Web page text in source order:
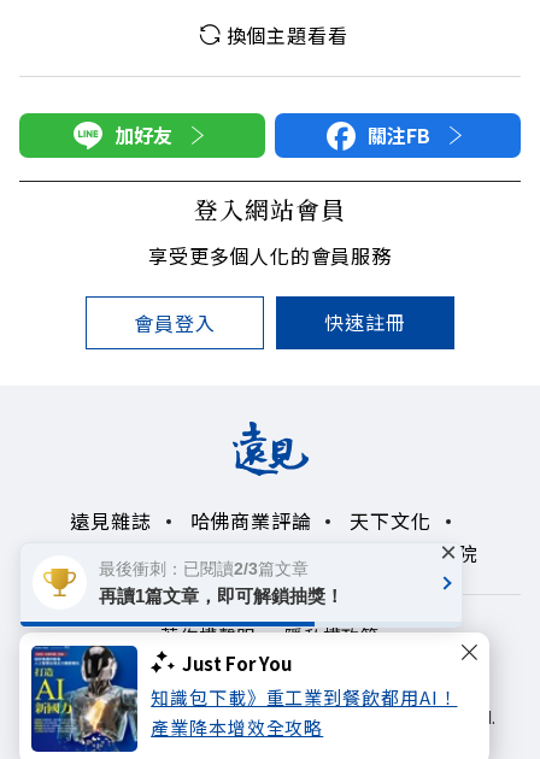
Just For You
知識包下載》重工業到餐飲都用AI！
產業降本增效全攻略
換個主題看看
加好友 關注FB
登入網站會員
享受更多個人化的會員服務
會員登入 快速註冊
遠見雜誌 哈佛商業評論
天下文化
未來親子學習平台
50+ 領導影響力學院
著作權聲明
隱私權政策
Copyright© 1999~2026
遠見天下文化出版股份有限公司. All rights reserved.
最後衝刺：已閱讀2/3篇文章
再讀1篇文章，即可解鎖抽獎！
×